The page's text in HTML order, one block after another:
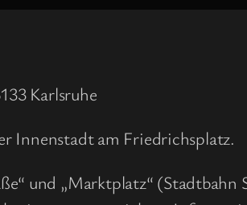
Karlsruhe
Innenstadt am Friedrichsplatz.
und „Marktplatz“ (Stadtbahn